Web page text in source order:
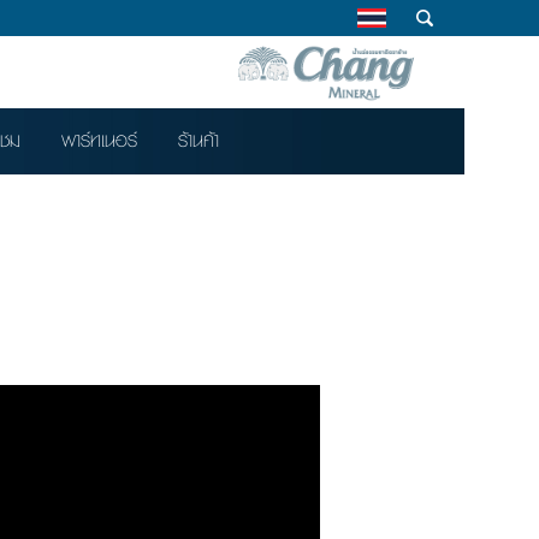
ม พาร์ทเนอร์ ร้านค้า